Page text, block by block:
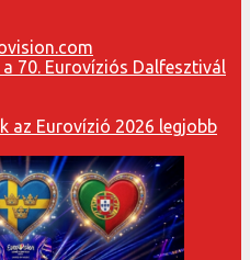
70. Eurovíziós Dalfesztivál
az Eurovízió 2026 legjobb